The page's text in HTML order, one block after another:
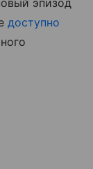
доступно